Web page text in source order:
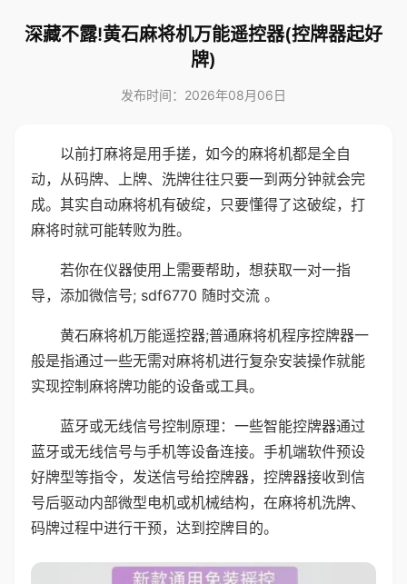
深藏不露!黄石麻将机万能遥控器(控牌器起好
牌)
发布时间：2026年08月06日
以前打麻将是用手搓，如今的麻将机都是全自
动，从码牌、上牌、洗牌往往只要一到两分钟就会完
成。其实自动麻将机有破绽，只要懂得了这破绽，打
麻将时就可能转败为胜。
若你在仪器使用上需要帮助，想获取一对一指
导，添加微信号; sdf6770 随时交流 。
黄石麻将机万能遥控器;普通麻将机程序控牌器一
般是指通过一些无需对麻将机进行复杂安装操作就能
实现控制麻将牌功能的设备或工具。
蓝牙或无线信号控制原理：一些智能控牌器通过
蓝牙或无线信号与手机等设备连接。手机端软件预设
好牌型等指令，发送信号给控牌器，控牌器接收到信
号后驱动内部微型电机或机械结构，在麻将机洗牌、
码牌过程中进行干预，达到控牌目的。